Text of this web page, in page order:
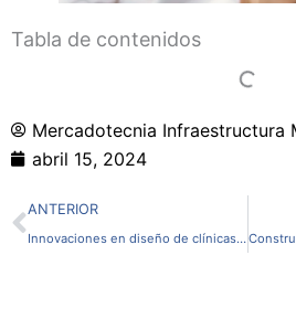
Tabla de contenidos
Mercadotecnia Infraestructura
abril 15, 2024
Ant
ANTERIOR
Innovaciones en diseño de clínicas dentales